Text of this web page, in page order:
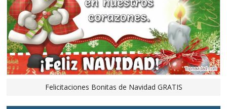
Felicitaciones Bonitas de Navidad GRATIS